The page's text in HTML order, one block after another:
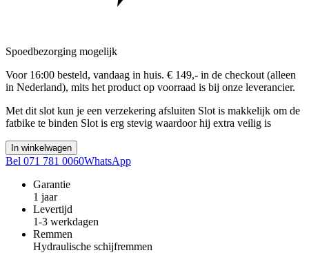
Spoedbezorging mogelijk
Voor 16:00 besteld, vandaag in huis. € 149,- in de checkout (alleen
in Nederland), mits het product op voorraad is bij onze leverancier.
Met dit slot kun je een verzekering afsluiten Slot is makkelijk om de
fatbike te binden Slot is erg stevig waardoor hij extra veilig is
In winkelwagen
Bel 071 781 0060WhatsApp
Garantie
1 jaar
Levertijd
1-3 werkdagen
Remmen
Hydraulische schijfremmen